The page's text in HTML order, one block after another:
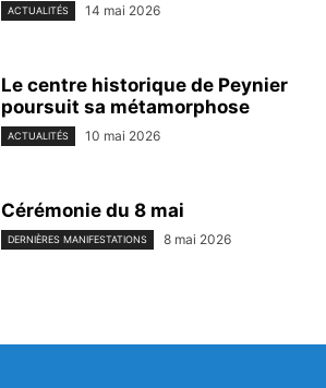
ACTUALITÉS 14 mai 2026
Le centre historique de Peynier
poursuit sa métamorphose
ACTUALITÉS 10 mai 2026
Cérémonie du 8 mai
DERNIÈRES MANIFESTATIONS 8 mai 2026